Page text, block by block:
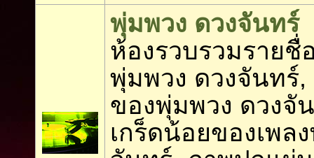
พุ่มพวง ดวงจันทร์
ห้องรวบรวมรายชื่
พุ่มพวง ดวงจันทร์,
ของพุ่มพวง ดวงจั
เกร็ดน้อยของเพล